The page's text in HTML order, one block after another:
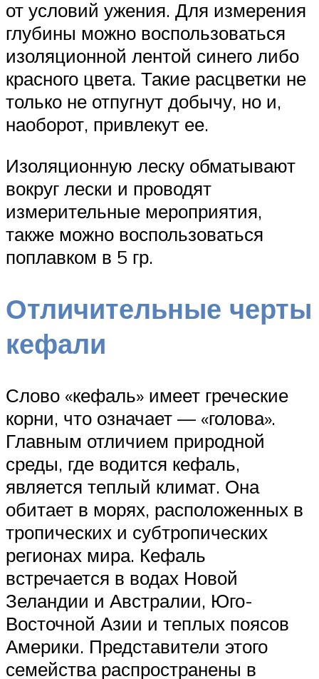
от условий ужения. Для измерения
глубины можно воспользоваться
изоляционной лентой синего либо
красного цвета. Такие расцветки не
только не отпугнут добычу, но и,
наоборот, привлекут ее.
Изоляционную леску обматывают
вокруг лески и проводят
измерительные мероприятия,
также можно воспользоваться
поплавком в 5 гр.
Отличительные черты
кефали
Слово «кефаль» имеет греческие
корни, что означает — «голова».
Главным отличием природной
среды, где водится кефаль,
является теплый климат. Она
обитает в морях, расположенных в
тропических и субтропических
регионах мира. Кефаль
встречается в водах Новой
Зеландии и Австралии, Юго-
Восточной Азии и теплых поясов
Америки. Представители этого
семейства распространены в